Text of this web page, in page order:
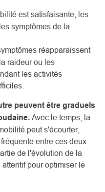
est satisfaisante, les
symptômes de la
réapparaissent
raideur ou les
les activités
peuvent être graduels
Avec le temps, la
peut s'écourter,
entre ces deux
de l'évolution de la
pour optimiser le